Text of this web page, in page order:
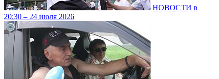
НОВОСТИ в
20:30 – 24 июля 2026